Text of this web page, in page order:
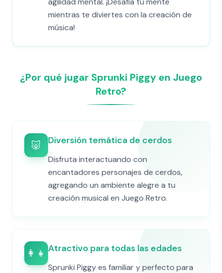
mientras te diviertes con la creación de
música!
¿Por qué jugar Sprunki Piggy en Juego
Retro?
🐷 Diversión temática de cerdos
Disfruta interactuando con
encantadores personajes de cerdos,
agregando un ambiente alegre a tu
creación musical en Juego Retro.
👨‍👩‍👧‍👦Atractivo para todas las edades
Sprunki Piggy es familiar y perfecto para